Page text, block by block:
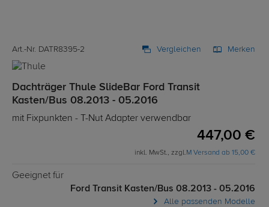
Art.-Nr. DATR8395-2 Vergleichen Merken
Dachträger Thule SlideBar Ford Transit
Kasten/Bus 08.2013 - 05.2016
mit Fixpunkten - T-Nut Adapter verwendbar
447,00 €
inkl. MwSt., zzgl.M Versand ab 15,00 €
Geeignet für
Ford Transit Kasten/Bus 08.2013 - 05.2016
Alle passenden Modelle